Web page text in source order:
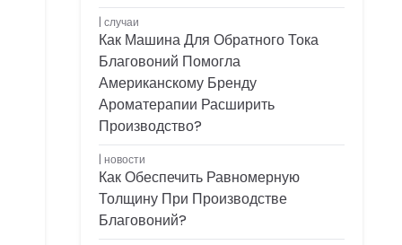
случаи
Как Машина Для Обратного Тока
Благовоний Помогла
Американскому Бренду
Ароматерапии Расширить
Производство?
новости
Как Обеспечить Равномерную
Толщину При Производстве
Благовоний?